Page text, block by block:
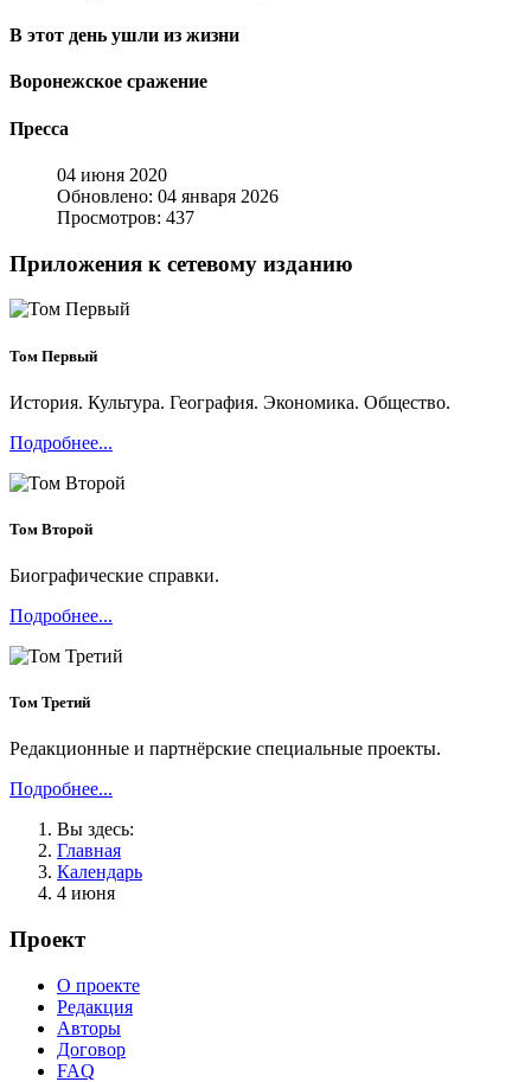
В этот день ушли из жизни
Воронежское сражение
Пресса
04 июня 2020
Обновлено: 04 января 2026
Просмотров: 437
Приложения к сетевому изданию
Том Первый
История. Культура. География. Экономика. Общество.
Подробнее...
Том Второй
Биографические справки.
Подробнее...
Том Третий
Редакционные и партнёрские специальные проекты.
Подробнее...
Вы здесь:
Главная
Календарь
4 июня
Проект
О проекте
Редакция
Авторы
Договор
FAQ